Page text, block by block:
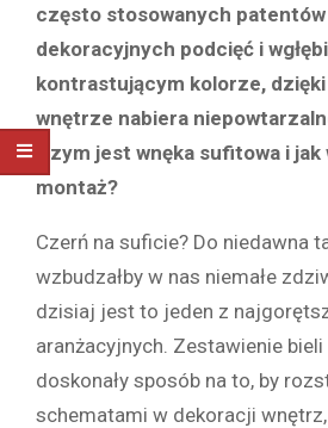
często stosowanych
dekoracyjnych podcięć i
kontrastującym kolorze, dzięki
wnętrze nabiera
Czym jest wnęka sufitowa i jak
montaż?
Czerń na suficie? Do niedawna
wzbudzałby w nas niemałe
dzisiaj jest to jeden z
aranżacyjnych. Zestawienie
doskonały sposób na to, by
schematami w dekoracji